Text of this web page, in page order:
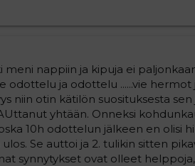
meni nappiin ja kipuja ei
odottelu ja odottelu ......vie hermot
niin otin kätilön suosituksesta
yhtään. Onneksi
10h odottelun jälkeen en olisi
Se auttoi ja 2. tulikin sitten
synnytykset ovat olleet